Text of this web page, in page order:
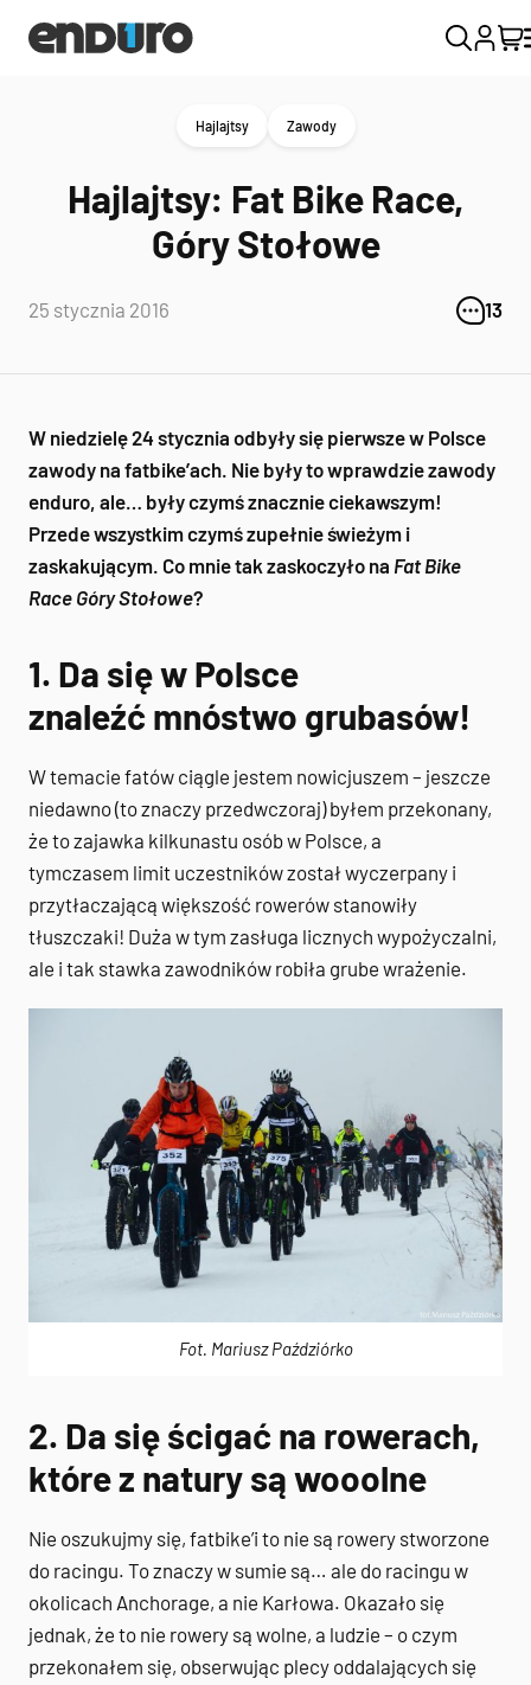
Hajlajtsy Zawody
Hajlajtsy: Fat Bike Race,
Góry Stołowe
25 stycznia 2016 13
W niedzielę 24 stycznia odbyły się pierwsze w Polsce
zawody na fatbike’ach. Nie były to wprawdzie zawody
enduro, ale… były czymś znacznie ciekawszym!
Przede wszystkim czymś zupełnie świeżym i
zaskakującym. Co mnie tak zaskoczyło na Fat Bike
Race Góry Stołowe?
1. Da się w Polsce
znaleźć mnóstwo grubasów!
W temacie fatów ciągle jestem nowicjuszem – jeszcze
niedawno (to znaczy przedwczoraj) byłem przekonany,
że to zajawka kilkunastu osób w Polsce, a
tymczasem limit uczestników został wyczerpany i
przytłaczającą większość rowerów stanowiły
tłuszczaki! Duża w tym zasługa licznych wypożyczalni,
ale i tak stawka zawodników robiła grube wrażenie.
Fot. Mariusz Paździórko
2. Da się ścigać na rowerach,
które z natury są wooolne
Nie oszukujmy się, fatbike’i to nie są rowery stworzone
do racingu. To znaczy w sumie są… ale do racingu w
okolicach Anchorage, a nie Karłowa. Okazało się
jednak, że to nie rowery są wolne, a ludzie – o czym
przekonałem się, obserwując plecy oddalających się